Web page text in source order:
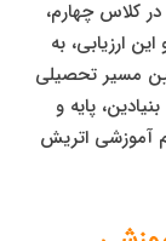
کلاس چهارم،
ارزیابی، به
مسیر تحصیلی
پایه و
آموزشی اتریش